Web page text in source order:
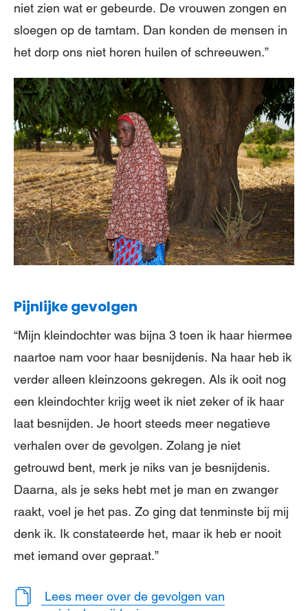
niet zien wat er gebeurde. De vrouwen zongen en
sloegen op de tamtam. Dan konden de mensen in
het dorp ons niet horen huilen of schreeuwen.”
Pijnlijke gevolgen
“Mijn kleindochter was bijna 3 toen ik haar hiermee
naartoe nam voor haar besnijdenis. Na haar heb ik
verder alleen kleinzoons gekregen. Als ik ooit nog
een kleindochter krijg weet ik niet zeker of ik haar
laat besnijden. Je hoort steeds meer negatieve
verhalen over de gevolgen. Zolang je niet
getrouwd bent, merk je niks van je besnijdenis.
Daarna, als je seks hebt met je man en zwanger
raakt, voel je het pas. Zo ging dat tenminste bij mij
denk ik. Ik constateerde het, maar ik heb er nooit
met iemand over gepraat.”
Lees meer over de gevolgen van